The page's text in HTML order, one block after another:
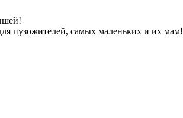
пузожителей, самых маленьких и их мам!